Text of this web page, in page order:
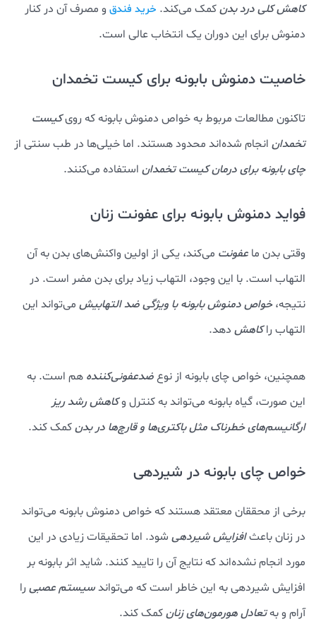
کاهش کلی درد بدنکمک می‌کند. خرید فندق و مصرف آن در کنار
دمنوش برای این دوران یک انتخاب عالی است.
خاصیت دمنوش بابونه برای کیست تخمدان
تاکنون مطالعات مربوط به خواص دمنوش بابونه که رویکیست
تخمدان انجام شده‌اند محدود هستند. اما خیلی‌ها در طب سنتی از
چای بابونه برای درمان کیست تخمدان استفاده می‌کنند.
فواید دمنوش بابونه برای عفونت زنان
وقتی بدن ما عفونت می‌کند، یکی از اولین واکنش‌های بدن به آن
التهاب است. با این وجود، التهاب زیاد برای بدن مضر است. در
نتیجه،خواص دمنوش بابونه با ویژگی ضد التهابیش می‌تواند این
التهاب راکاهش دهد.
همچنین، خواص چای بابونه از نوعضدعفونی‌کننده هم است. به
این صورت، گیاه بابونه می‌تواند به کنترل وکاهش رشد ریز
ارگانیسم‌های خطرناک مثل باکتری‌ها و قارچ‌ها در بدنکمک کند.
خواص چای بابونه در شیردهی
برخی از محققان معتقد هستند که خواص دمنوش بابونه می‌تواند
در زنان باعثافزایش شیردهی شود. اما تحقیقات زیادی در این
مورد انجام نشده‌اند که نتایج آن را تایید کنند. شاید اثر بابونه بر
افزایش شیردهی به این خاطر است که می‌تواندسیستم عصبی را
آرام و بهتعادل هورمون‌های زنانکمک کند.